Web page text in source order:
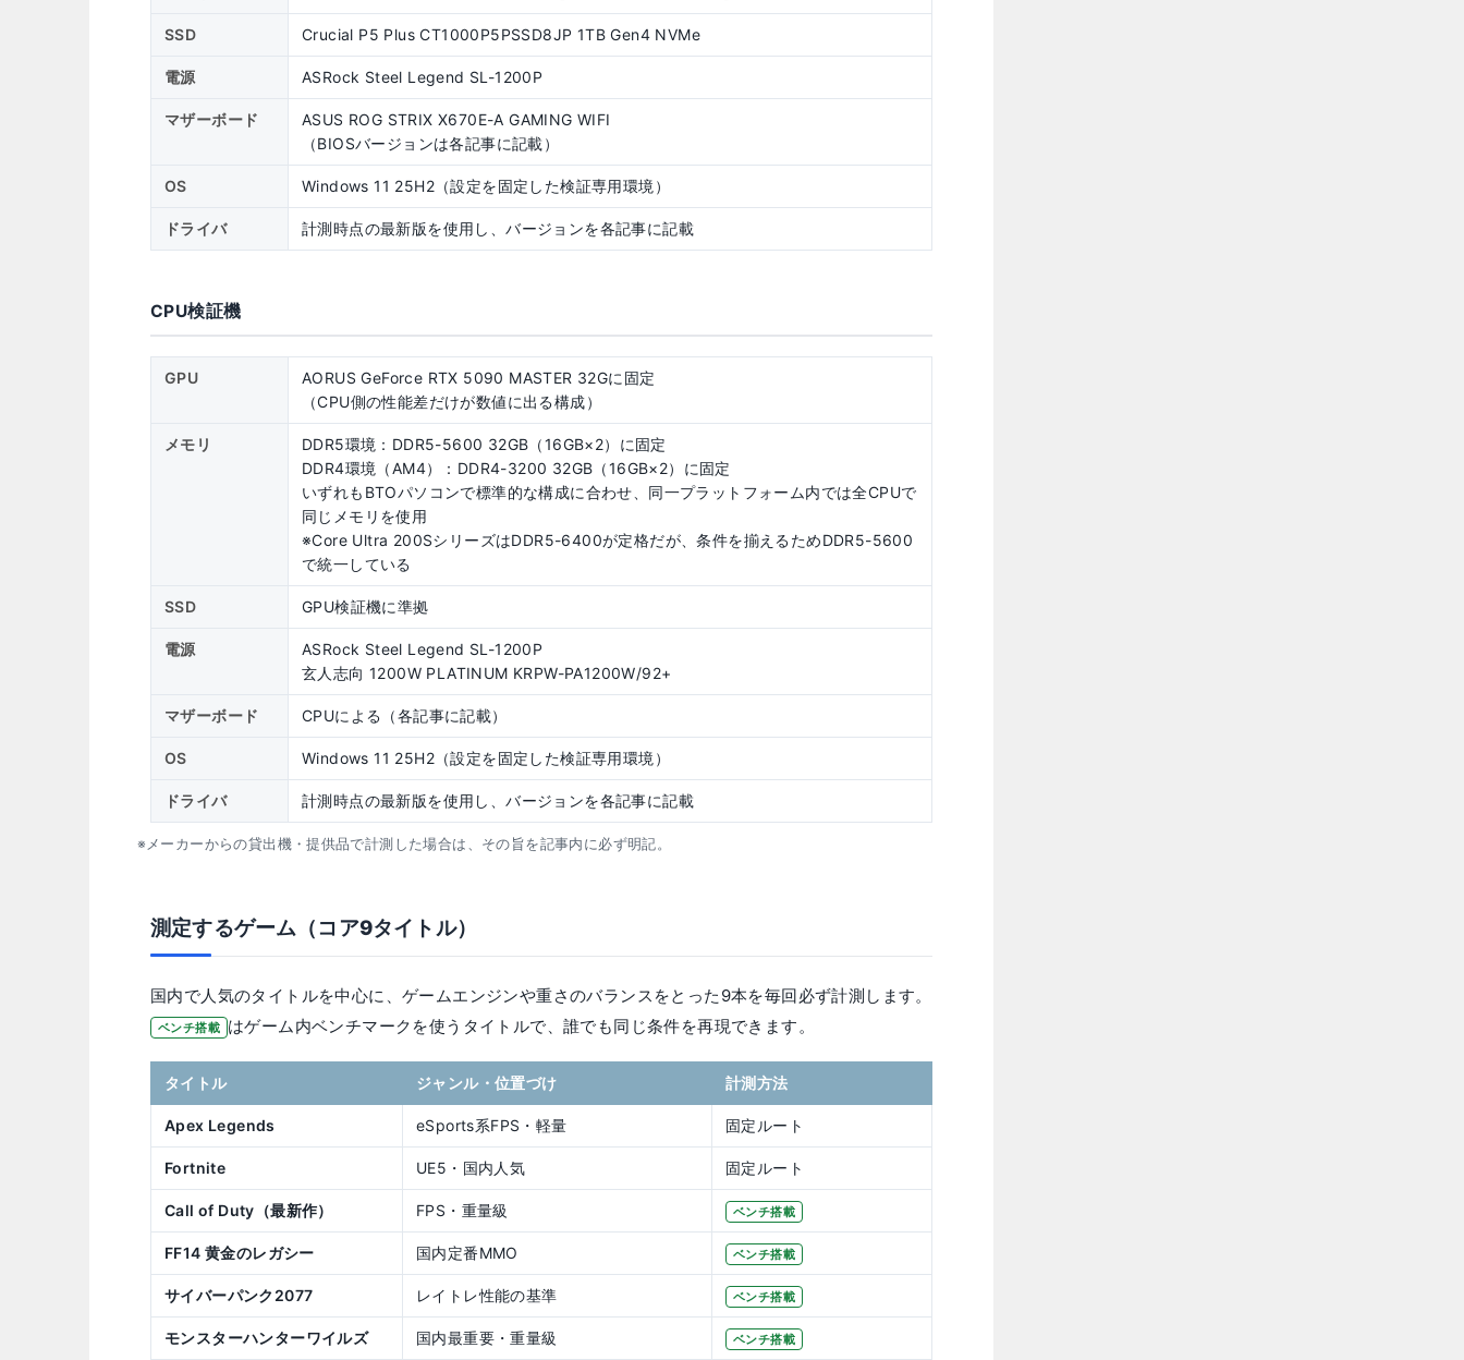
SSD Crucial P5 Plus CT1000P5PSSD8JP 1TB Gen4 NVMe
電源 ASRock Steel Legend SL-1200P
マザーボード
ASUS ROG STRIX X670E-A GAMING WIFI
（BIOSバージョンは各記事に記載）
OS Windows 11 25H2（設定を固定した検証専用環境）
ドライバ 計測時点の最新版を使用し、バージョンを各記事に記載
CPU検証機
GPU
AORUS GeForce RTX 5090 MASTER 32Gに固定
（CPU側の性能差だけが数値に出る構成）
メモリ
DDR5環境：DDR5-5600 32GB（16GB×2）に固定
DDR4環境（AM4）：DDR4-3200 32GB（16GB×2）に固定
いずれもBTOパソコンで標準的な構成に合わせ、同一プラットフォーム内では全CPUで
同じメモリを使用
※Core Ultra 200SシリーズはDDR5-6400が定格だが、条件を揃えるためDDR5-5600
で統一している
SSD GPU検証機に準拠
電源
ASRock Steel Legend SL-1200P
玄人志向 1200W PLATINUM KRPW-PA1200W/92+
マザーボード CPUによる（各記事に記載）
OS Windows 11 25H2（設定を固定した検証専用環境）
ドライバ 計測時点の最新版を使用し、バージョンを各記事に記載
※メーカーからの貸出機・提供品で計測した場合は、その旨を記事内に必ず明記。
測定するゲーム（コア9タイトル）
国内で人気のタイトルを中心に、ゲームエンジンや重さのバランスをとった9本を毎回必ず計測します。
ベンチ搭載 はゲーム内ベンチマークを使うタイトルで、誰でも同じ条件を再現できます。
タイトル ジャンル・位置づけ 計測方法
Apex Legends eSports系FPS・軽量 固定ルート
Fortnite UE5・国内人気 固定ルート
Call of Duty（最新作） FPS・重量級 ベンチ搭載
FF14 黄金のレガシー 国内定番MMO ベンチ搭載
サイバーパンク2077 レイトレ性能の基準 ベンチ搭載
モンスターハンターワイルズ 国内最重要・重量級 ベンチ搭載